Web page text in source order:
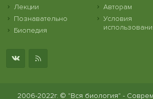
Лекции
Познавательно
Биопедия
Авторам
Условия
2006-2022г. © "Вся биология" -